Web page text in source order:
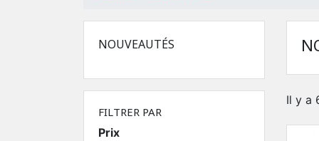
Sexy
Sexy
NOUVEAUTÉS
FILTRER PAR
Prix
Il y a